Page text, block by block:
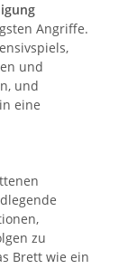
Angriffe.
und
und
eine
zu
Brett wie ein